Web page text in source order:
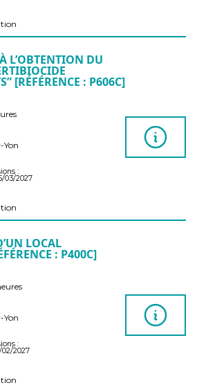
L’OBTENTION DU
[RÉFÉRENCE : P606C]
Yon
:
03/2027
LOCAL
: P400C]
Yon
:
02/2027